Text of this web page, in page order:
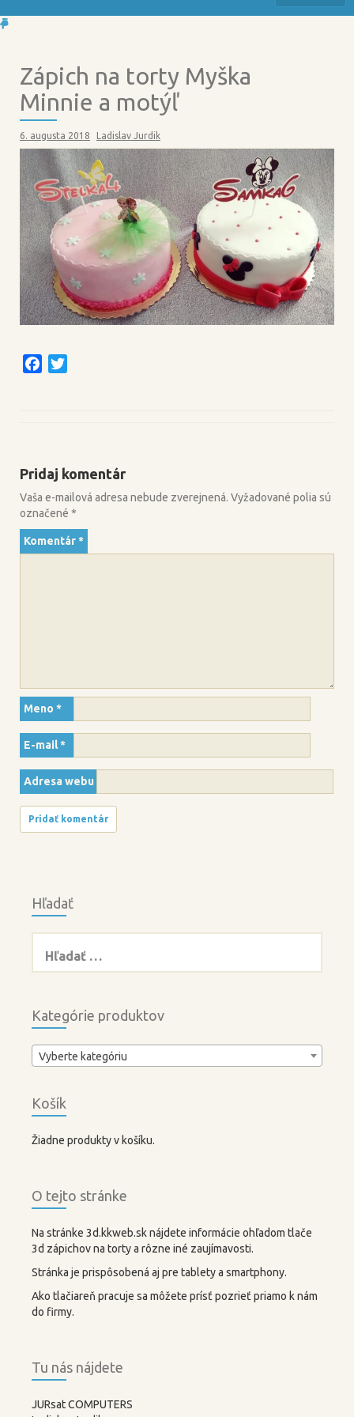
Zápich na torty Myška
Minnie a motýľ
6. augusta 2018 Ladislav Jurdik
o
k
r
Pridaj komentár
Vaša e-mailová adresa nebude zverejnená. Vyžadované polia sú
označené *
Komentár*
Meno *
E-mail*
Adresa webu
Hľadať
Kategórie produktov
Vyberte kategóriu
Košík
Žiadne produkty v košíku.
O tejto stránke
Na stránke 3d.kkweb.sk nájdete informácie ohľadom tlače
3d zápichov na torty a rôzne iné zaujímavosti.
Stránka je prispôsobená aj pre tablety a smartphony.
Ako tlačiareň pracuje sa môžete prísť pozrieť priamo k nám
do firmy.
Tu nás nájdete
JURsat COMPUTERS